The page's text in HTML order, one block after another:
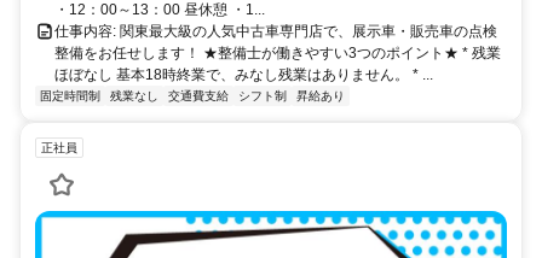
・12：00～13：00 昼休憩 ・1...
仕事内容: 関東最大級の人気中古車専門店で、展示車・販売車の点検
整備をお任せします！ ★整備士が働きやすい3つのポイント★ * 残業
ほぼなし 基本18時終業で、みなし残業はありません。 * ...
固定時間制 残業なし 交通費支給 シフト制 昇給あり
正社員